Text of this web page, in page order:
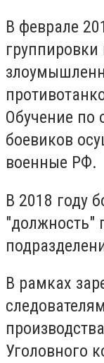
В феврале
Обучение по
боевиков
военные РФ.
В 2018 году
"должность"
В рамках
Уголовного